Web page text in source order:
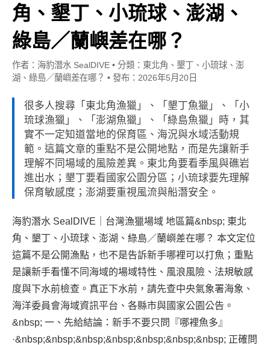
角、墾丁、小琉球、澎湖、
綠島／蘭嶼差在哪？
作者：海豹潛水 SealDIVE • 分類：東北角、墾丁、小琉球、澎
湖、綠島／蘭嶼差在哪？ • 發布：2026年5月20日
很多人搜尋「東北角漁獵」、「墾丁魚獵」、「小
琉球漁獵」、「澎湖魚獵」、「綠島魚獵」時，其
實不一定知道當地的保育區、海況與水域活動規
範。這篇文章的重點不是公開地點，而是先讓新手
理解不同場域的風險差異。東北角要看季風與礁岩
進出水；墾丁要看國家公園分區；小琉球要先理解
保育敏感度；澎湖要重視風流與船潛安全。
海豹潛水 SealDIVE｜台灣漁獵場域 地區篇&nbsp; 東北
角、墾丁、小琉球、澎湖、綠島／蘭嶼差在哪？ 本文定位
這篇不是公開漁點，也不是告訴新手哪裡可以打魚；重點
是讓新手看懂不同海域的場域特性、風浪風險、法規敏感
度與下水前檢查。真正下水前，請先查中央氣象署海象、
海洋委員會海域資訊平台、各縣市與國家公園公告。
&nbsp; 一、先給結論：新手不要只問『哪裡魚多』
·&nbsp;&nbsp;&nbsp;&nbsp;&nbsp;&nbsp;&nbsp; 正確問